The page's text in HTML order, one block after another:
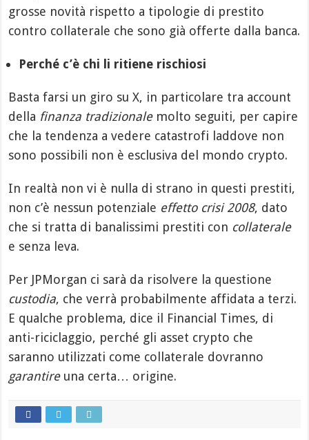
grosse novità rispetto a tipologie di prestito
contro collaterale che sono già offerte dalla banca.
Perché c’è chi li ritiene rischiosi
Basta farsi un giro su X, in particolare tra account
della finanza tradizionalemolto seguiti, per capire
che la tendenza a vedere catastrofi laddove non
sono possibili non è esclusiva del mondo crypto.
In realtà non vi è nulla di strano in questi prestiti,
non c’è nessun potenziale effetto crisi 2008, dato
che si tratta di banalissimi prestiti con collaterale
e senza leva.
Per JPMorgan ci sarà da risolvere la questione
custodia, che verrà probabilmente affidata a terzi.
E qualche problema, dice il Financial Times, di
anti-riciclaggio, perché gli asset crypto che
saranno utilizzati come collaterale dovranno
garantireuna certa… origine.